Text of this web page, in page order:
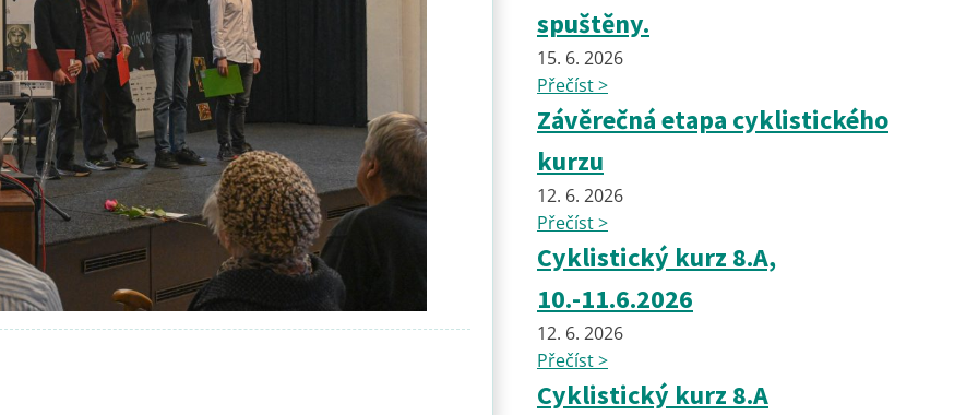
spuštěny.
15. 6. 2026
Přečíst >
Závěrečná etapa cyklistického
kurzu
12. 6. 2026
Přečíst >
Cyklistický kurz 8.A,
10.-11.6.2026
12. 6. 2026
Přečíst >
Cyklistický kurz 8.A